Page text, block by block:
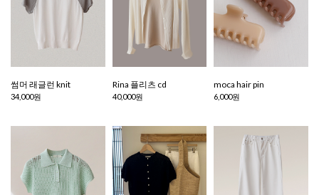
썸머 래글런 knit
34,000원
Rina 플리츠 cd
40,000원
moca hair pin
6,000원